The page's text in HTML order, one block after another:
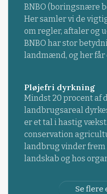
BNBO (boringsnære
Her samler vi de
om regler, aftaler og
BNBO har stor
landmænd, og her får
Pløjefri dyrkning
Mindst 20 procent af
landbrugsareal
er et tal i hastig
conservation
landbrug vinder frem
landskab og hos
Se flere